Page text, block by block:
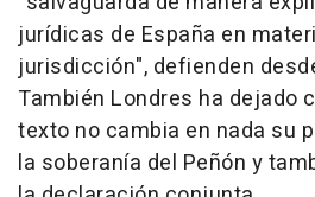
jurídicas de España en
jurisdicción", defienden
También Londres ha dejado
texto no cambia en nada su
la soberanía del Peñón y